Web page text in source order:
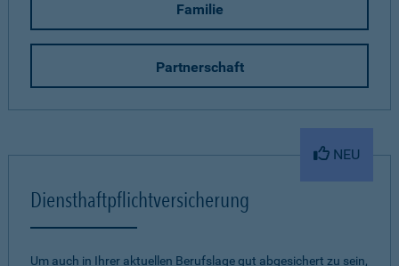
Familie
Partnerschaft
NEU
Diensthaftpflichtversicherung
Um auch in Ihrer aktuellen Berufslage gut abgesichert zu sein,